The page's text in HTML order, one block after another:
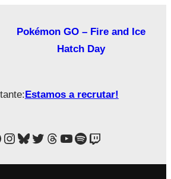
Pokémon GO – Fire and Ice
Hatch Day
Estamos a recrutar!
Instagram
Bluesky
Twitter
Estamos no Threads!
YouTube
Spotify
Twitch